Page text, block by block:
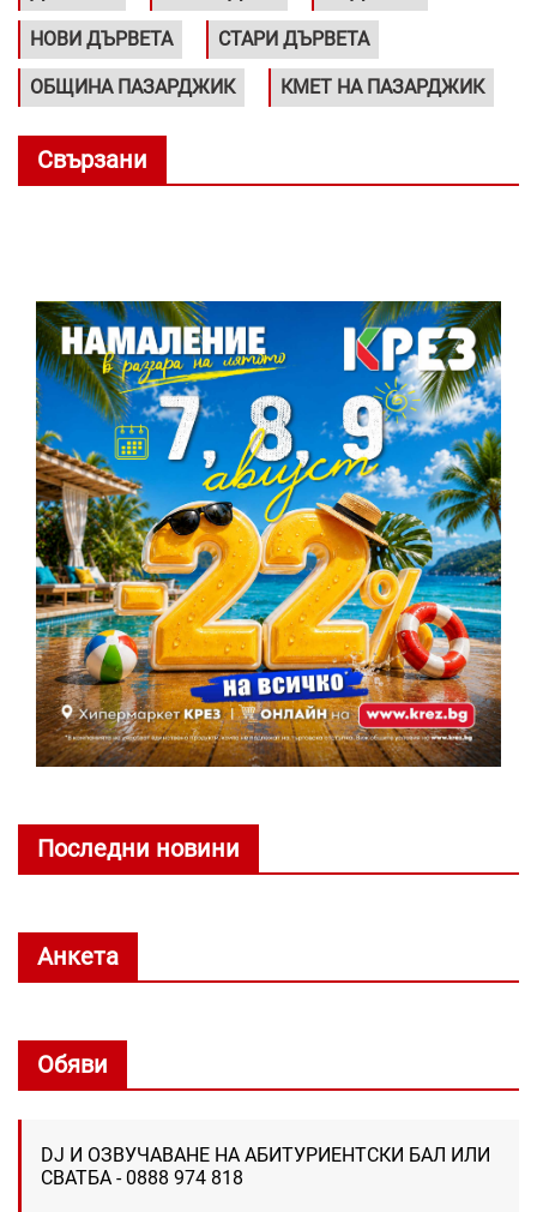
НОВИ ДЪРВЕТА СТАРИ ДЪРВЕТА
ОБЩИНА ПАЗАРДЖИК КМЕТ НА ПАЗАРДЖИК
Свързани
Последни новини
Анкета
Обяви
DJ И ОЗВУЧАВАНЕ НА АБИТУРИЕНТСКИ БАЛ ИЛИ
СВАТБА - 0888 974 818